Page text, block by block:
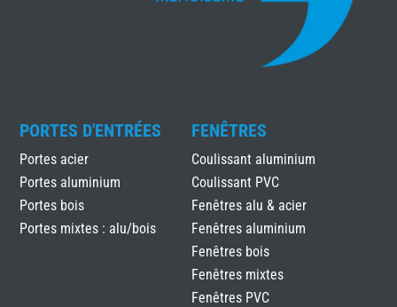
PORTES D'ENTRÉES
Portes acier
Portes aluminium
Portes bois
Portes mixtes : alu/bois
FENÊTRES
Coulissant aluminium
Coulissant PVC
Fenêtres alu & acier
Fenêtres aluminium
Fenêtres bois
Fenêtres mixtes
Fenêtres PVC